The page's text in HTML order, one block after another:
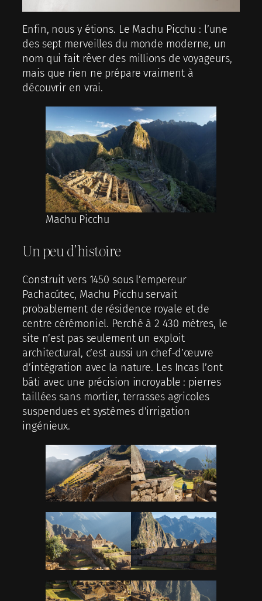
Enfin, nous y étions. Le Machu Picchu : l’une
des sept merveilles du monde moderne, un
nom qui fait rêver des millions de voyageurs,
mais que rien ne prépare vraiment à
découvrir en vrai.
Machu Picchu
Un peu d’histoire
Construit vers 1450 sous l’empereur
Pachacútec, Machu Picchu servait
probablement de résidence royale et de
centre cérémoniel. Perché à 2 430 mètres, le
site n’est pas seulement un exploit
architectural, c’est aussi un chef-d’œuvre
d’intégration avec la nature. Les Incas l’ont
bâti avec une précision incroyable : pierres
taillées sans mortier, terrasses agricoles
suspendues et systèmes d’irrigation
ingénieux.